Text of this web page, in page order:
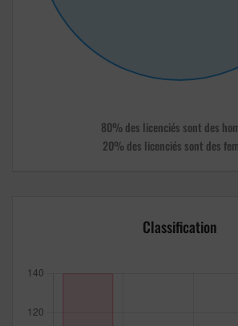
80% des licenciés sont des
20% des licenciés sont des
Classification